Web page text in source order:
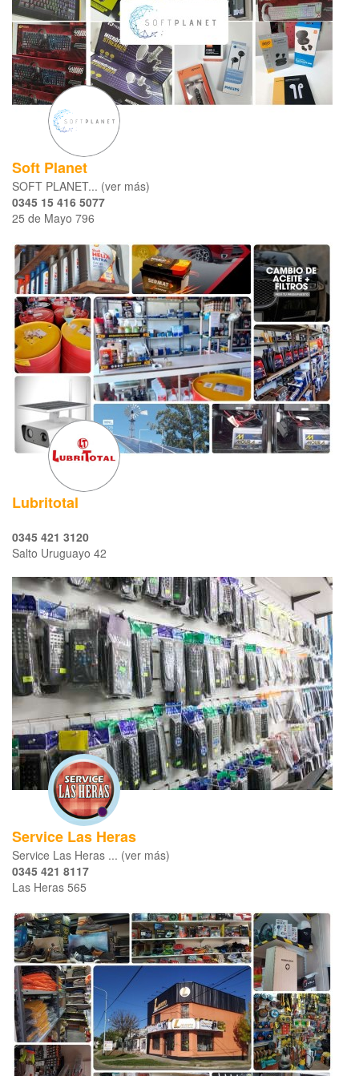
Soft Planet
SOFT PLANET... (ver más)
0345 15 416 5077
25 de Mayo 796
Lubritotal
0345 421 3120
Salto Uruguayo 42
Service Las Heras
Service Las Heras ... (ver más)
0345 421 8117
Las Heras 565